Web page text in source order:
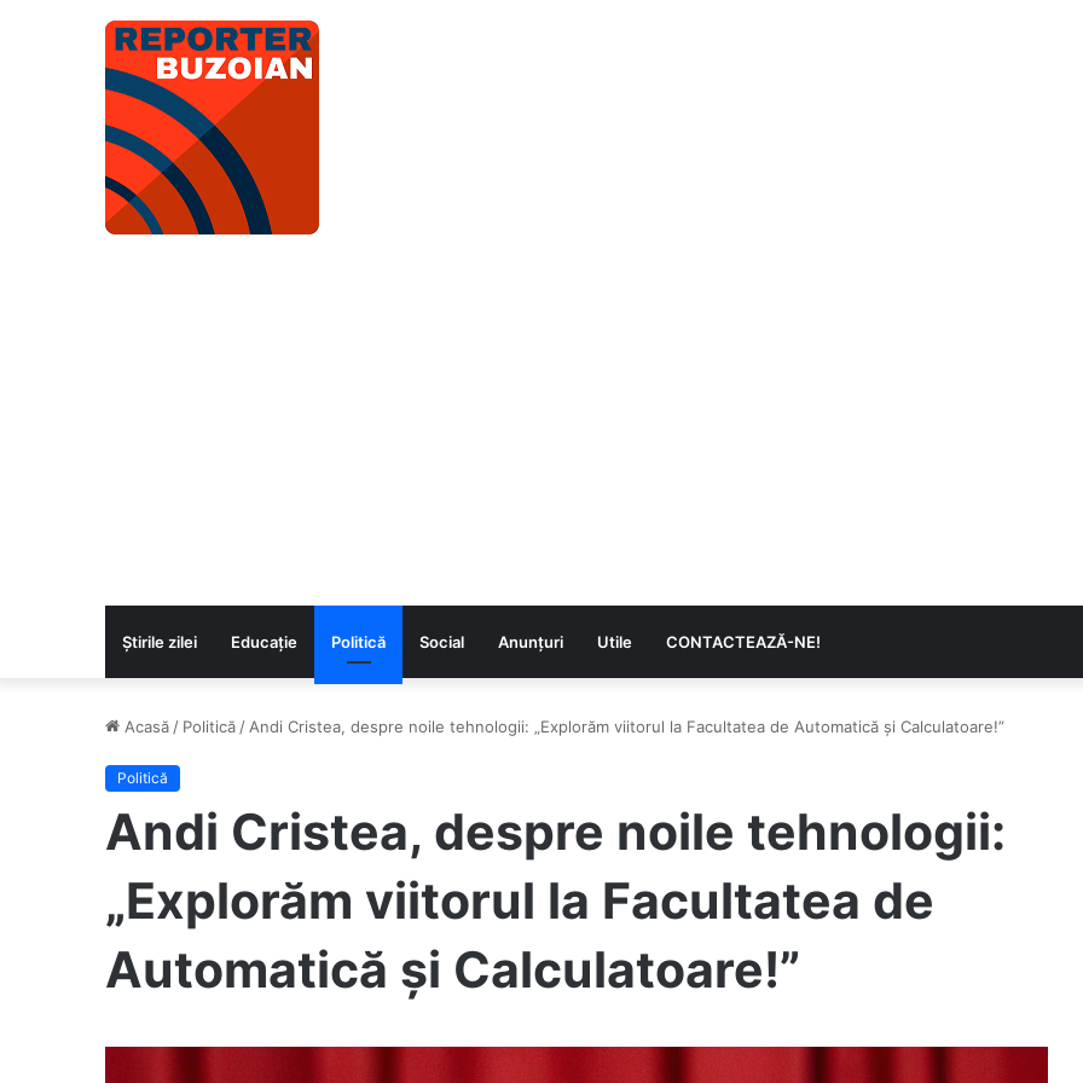
Știrile zilei Educaţie Politică Social Anunțuri Utile CONTACTEAZĂ-NE!
Acasă / Politică / Andi Cristea, despre noile tehnologii: „Explorăm viitorul la Facultatea de Automatică și Calculatoare!”
Politică
Andi Cristea, despre noile tehnologii:
„Explorăm viitorul la Facultatea de
Automatică și Calculatoare!”